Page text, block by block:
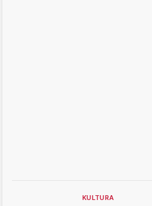
KULTURA